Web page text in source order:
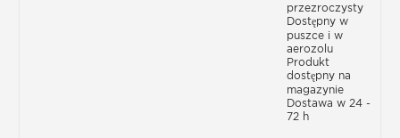
przed
malowaniem przynęt
przezroczysty
Dostępny w
puszce i w
aerozolu
Produkt
dostępny na
magazynie
Dostawa w 24 -
72 h